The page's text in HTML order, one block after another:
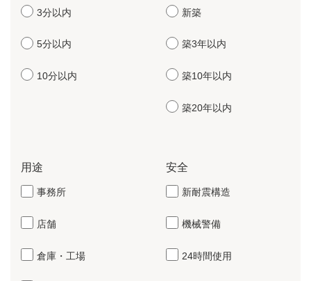
3分以内
5分以内
10分以内
新築
築3年以内
築10年以内
築20年以内
用途
事務所
店舗
倉庫・工場
安全
新耐震構造
機械警備
24時間使用